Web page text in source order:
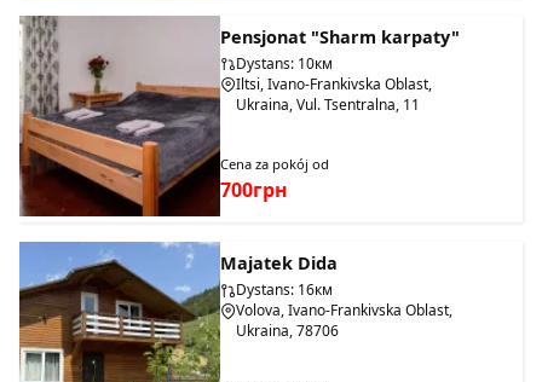
Pensjonat "Sharm karpaty"
Dystans: 10км
Iltsi, Ivano-Frankivska Oblast,
Ukraina, Vul. Tsentralna, 11
Cena za pokój od
700грн
Majatek Dida
Dystans: 16км
Volova, Ivano-Frankivska Oblast,
Ukraina, 78706